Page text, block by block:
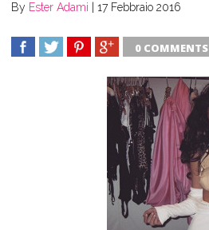
By Ester Adami 17 Febbraio 2016
0 COMMENTS